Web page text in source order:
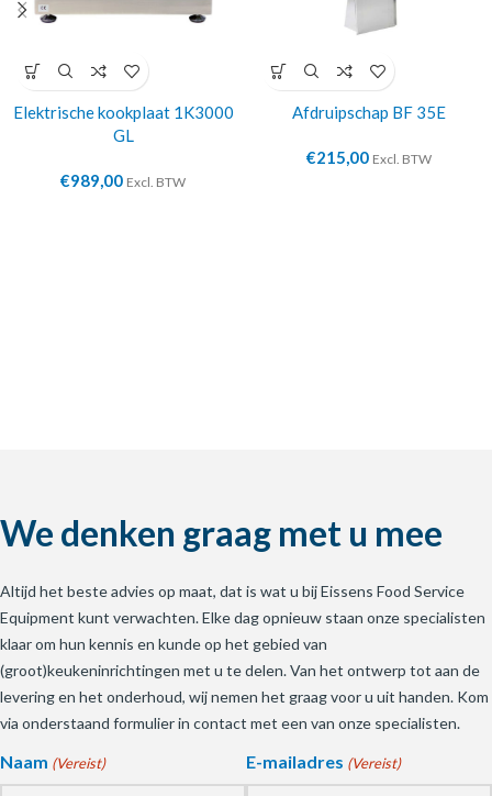
Elektrische kookplaat 1K3000
GL
€989,00 Excl. BTW
Afdruipschap BF 35E
€215,00 Excl. BTW
We denken graag met u mee
Altijd het beste advies op maat, dat is wat u bij Eissens Food Service
Equipment kunt verwachten. Elke dag opnieuw staan onze specialisten
klaar om hun kennis en kunde op het gebied van
(groot)keukeninrichtingen met u te delen. Van het ontwerp tot aan de
levering en het onderhoud, wij nemen het graag voor u uit handen. Kom
via onderstaand formulier in contact met een van onze specialisten.
Naam (Vereist) E-mailadres (Vereist)